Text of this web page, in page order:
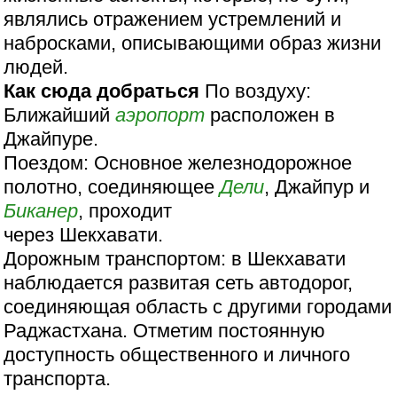
являлись отражением устремлений и
набросками, описывающими образ жизни
людей.
Как сюда добраться По воздуху:
Ближайшийаэропорт расположен в
Джайпуре.
Поездом: Основное железнодорожное
полотно, соединяющееДели, Джайпур и
Биканер, проходит
через Шекхавати.
Дорожным транспортом: в Шекхавати
наблюдается развитая сеть автодорог,
соединяющая область с другими городами
Раджастхана. Отметим постоянную
доступность общественного и личного
транспорта.